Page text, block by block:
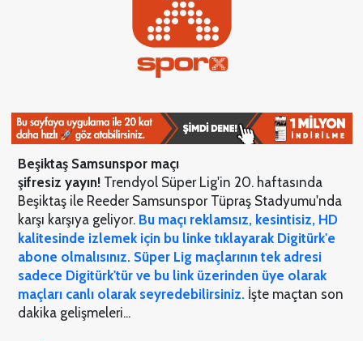
Beşiktaş Samsunspor maçı
şifresiz yayın! Trendyol Süper Lig'in 20. haftasında
Beşiktaş ile Reeder Samsunspor Tüpraş Stadyumu'nda
karşı karşıya geliyor. Bu maçı reklamsız, kesintisiz, HD
kalitesinde izlemek için bu linke tıklayarak Digitürk'e
abone olmalısınız. Süper Lig maçlarının tek adresi
sadece Digitürk'tür ve bu link üzerinden üye olarak
maçları canlı olarak seyredebilirsiniz.İşte maçtan son
dakika gelişmeleri...